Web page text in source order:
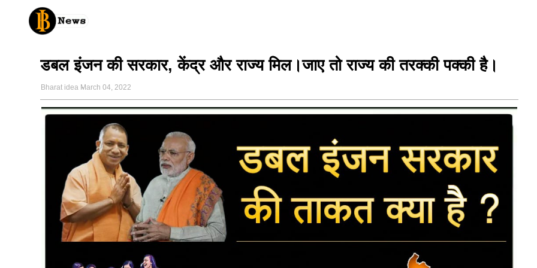
डबल इंजन की सरकार, केंद्र और राज्य मिल।जाए तो राज्य की तरक्की पक्की है।
Bharat idea March 04, 2022